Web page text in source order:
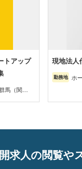
トアップ
馬（関
信越北陸
現地法人
勤務地 ホ
求人の閲覧や